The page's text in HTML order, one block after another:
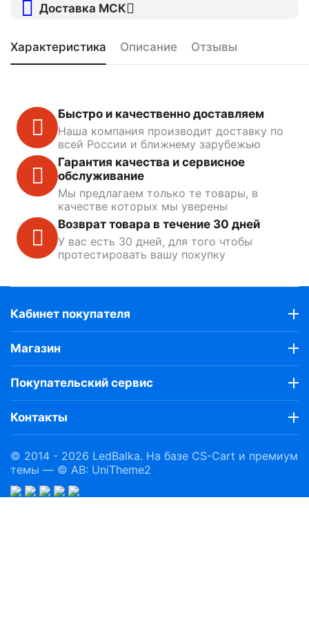
Доставка МСК
Характеристика Описание Отзывы
Быстро и качественно доставляем
Наша компания производит доставку по
всей России и ближнему зарубежью
Гарантия качества и сервисное
обслуживание
Мы предлагаем только те товары, в
качестве которых мы уверены
Возврат товара в течение 30 дней
У вас есть 30 дней, для того чтобы
протестировать вашу покупку
Кабинет покупателя
Магазин
Покупательский сервис
Контакты
© 2014 - 2026 LedBalka. На базе CS-Cart и премиум
темы — © AB: UniTheme2